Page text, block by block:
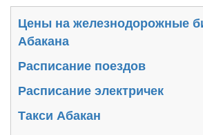
Цены на железнодорожные
Абакана
Расписание поездов
Расписание электричек
Такси Абакан